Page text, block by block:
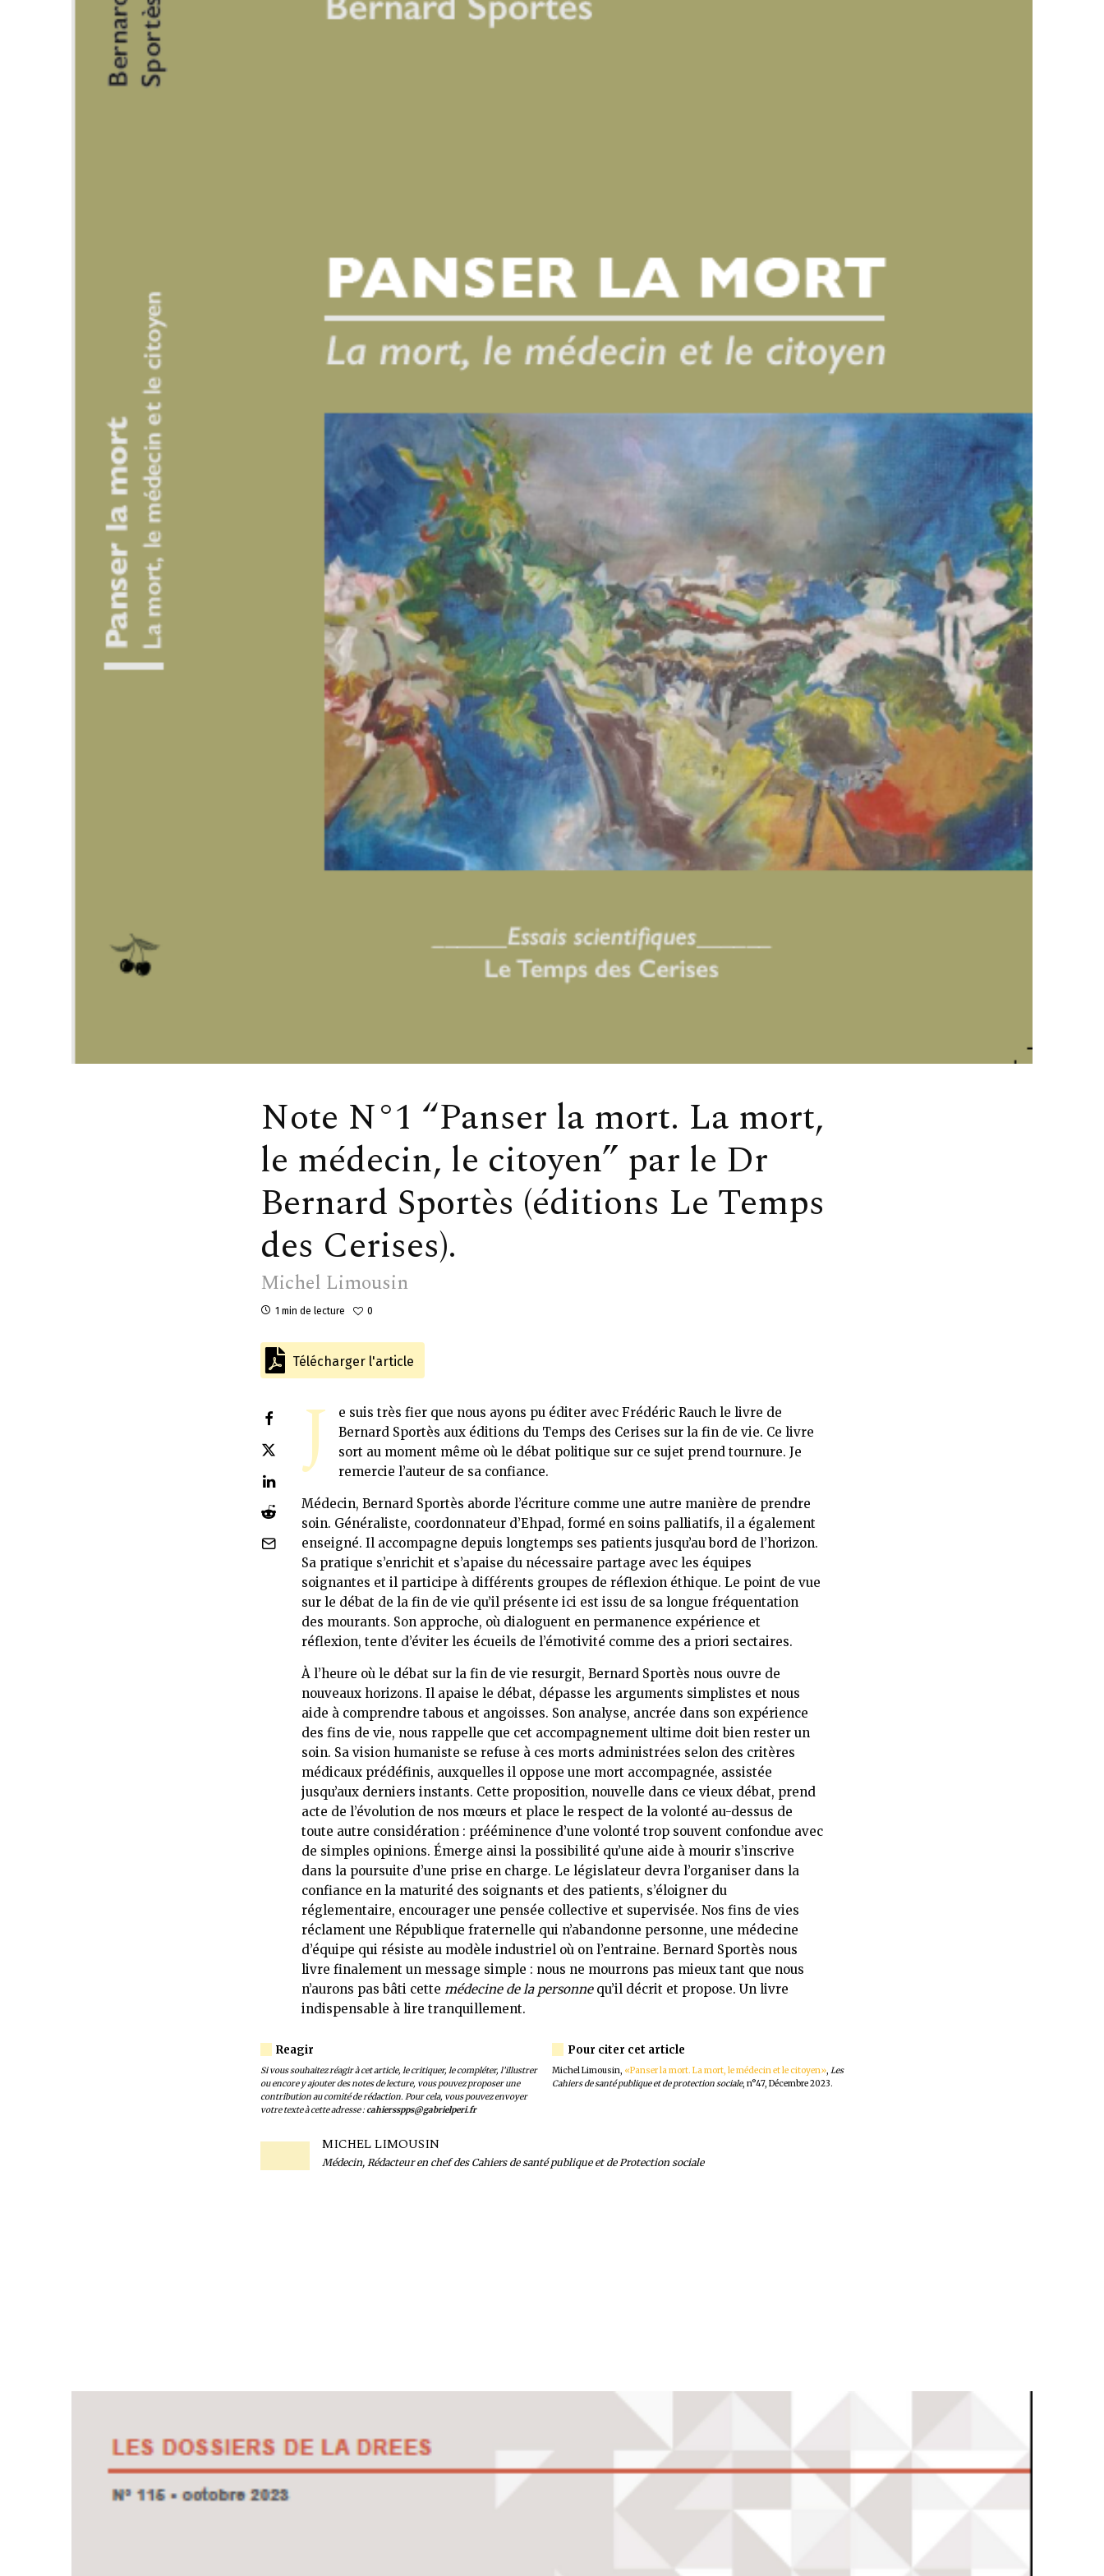
Note N°1 “Panser la mort. La mort,
le médecin, le citoyen” par le Dr
Bernard Sportès (éditions Le Temps
des Cerises).
Michel Limousin
1 min de lecture 0
Télécharger l'article
J
e suis très fier que nous ayons pu éditer avec Frédéric Rauch le livre de
Bernard Sportès aux éditions du Temps des Cerises sur la fin de vie. Ce livre
sort au moment même où le débat politique sur ce sujet prend tournure. Je
remercie l’auteur de sa confiance.
Médecin, Bernard Sportès aborde l’écriture comme une autre manière de prendre
soin. Généraliste, coordonnateur d’Ehpad, formé en soins palliatifs, il a également
enseigné. Il accompagne depuis longtemps ses patients jusqu’au bord de l’horizon.
Sa pratique s’enrichit et s’apaise du nécessaire partage avec les équipes
soignantes et il participe à différents groupes de réflexion éthique. Le point de vue
sur le débat de la fin de vie qu’il présente ici est issu de sa longue fréquentation
des mourants. Son approche, où dialoguent en permanence expérience et
réflexion, tente d’éviter les écueils de l’émotivité comme des a priori sectaires.
À l’heure où le débat sur la fin de vie resurgit, Bernard Sportès nous ouvre de
nouveaux horizons. Il apaise le débat, dépasse les arguments simplistes et nous
aide à comprendre tabous et angoisses. Son analyse, ancrée dans son expérience
des fins de vie, nous rappelle que cet accompagnement ultime doit bien rester un
soin. Sa vision humaniste se refuse à ces morts administrées selon des critères
médicaux prédéfinis, auxquelles il oppose une mort accompagnée, assistée
jusqu’aux derniers instants. Cette proposition, nouvelle dans ce vieux débat, prend
acte de l’évolution de nos mœurs et place le respect de la volonté au-dessus de
toute autre considération : prééminence d’une volonté trop souvent confondue avec
de simples opinions. Émerge ainsi la possibilité qu’une aide à mourir s’inscrive
dans la poursuite d’une prise en charge. Le législateur devra l’organiser dans la
confiance en la maturité des soignants et des patients, s’éloigner du
réglementaire, encourager une pensée collective et supervisée. Nos fins de vies
réclament une République fraternelle qui n’abandonne personne, une médecine
d’équipe qui résiste au modèle industriel où on l’entraine. Bernard Sportès nous
livre finalement un message simple : nous ne mourrons pas mieux tant que nous
n’aurons pas bâti cette médecine de la personnequ’il décrit et propose. Un livre
indispensable à lire tranquillement.
Si vous souhaitez réagir à cet article, le critiquer, le compléter, l’illustrer
ou encore y ajouter des notes de lecture, vous pouvez proposer une
contribution au comité de rédaction. Pour cela, vous pouvez envoyer
votre texte à cette adresse :cahiersspps@gabrielperi.fr
Michel Limousin, «Panser la mort. La mort, le médecin et le citoyen», Les
Cahiers de santé publique et de protection sociale, n°47, Décembre 2023.
MICHEL LIMOUSIN
Médecin, Rédacteur en chef des Cahiers de santé publique et de Protection sociale